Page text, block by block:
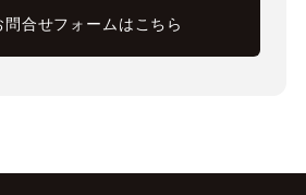
問合せフォームはこちら